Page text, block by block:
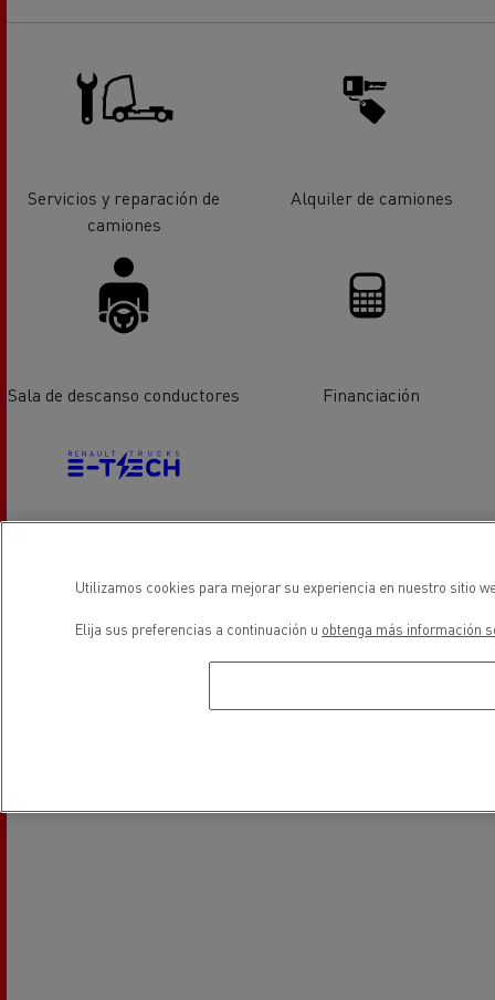
Servicios y reparación de
camiones
Alquiler de camiones
Sala de descanso conductores Financiación
ubicación
Utilizamos cookies para mejorar su experiencia en nuestro sitio
Elija sus preferencias a continuación u obtenga más información